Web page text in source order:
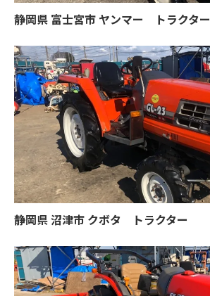
静岡県 富士宮市 ヤンマー トラクター
静岡県 沼津市 クボタ トラクター